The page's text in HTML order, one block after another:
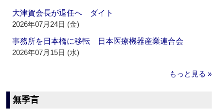
大津賀会長が退任へ ダイト
2026年07月24日 (金)
事務所を日本橋に移転 日本医療機器産業連合会
2026年07月15日 (水)
もっと見る »
無季言